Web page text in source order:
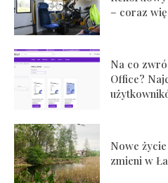
– coraz
Na co
Office?
Nowe
zmieni w